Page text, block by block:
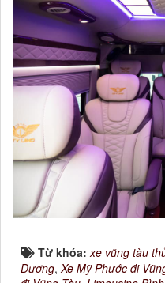
Từ khóa:xe vũng tàu
Dương,Xe Mỹ Phước đi